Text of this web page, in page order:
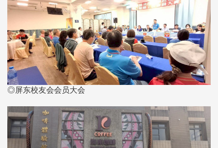
◎屏东校友会会员大会